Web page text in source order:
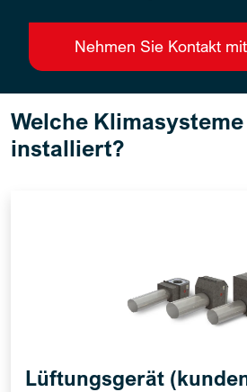
Nehmen Sie Kontakt
Welche
installiert?
Lüftungsgerät